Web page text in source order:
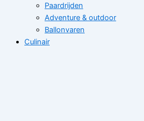
Paardrijden
Adventure & outdoor
Ballonvaren
Culinair